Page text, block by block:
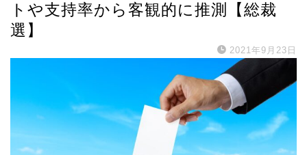
トや支持率から客観的に推測【総裁
選】
2021年9月23日